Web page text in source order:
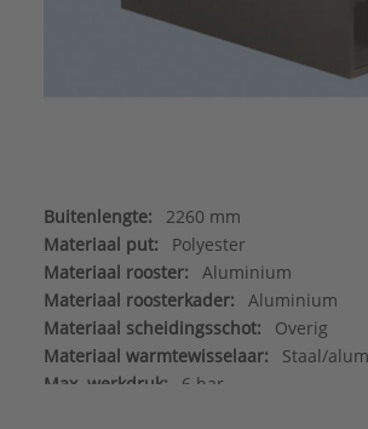
Buitenlengte:
2260 mm
Materiaal put:
Polyester
Materiaal rooster:
Aluminium
Materiaal roosterkader:
Aluminium
Materiaal scheidingsschot:
Overig
Materiaal warmtewisselaar:
Staal/
Max. werkdruk:
6 bar